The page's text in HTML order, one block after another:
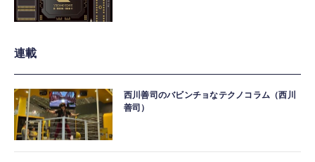
連載
西川善司のバビンチョなテクノコラム（西川
善司）